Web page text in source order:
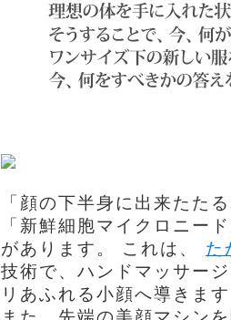
「顔の下半身に出来たた
「新鮮細胞マイクロニー
があります。 これは、 た
技術で、ハンドマッサー
リあふれる小顔へ導きま